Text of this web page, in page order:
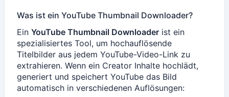
Was ist ein YouTube Thumbnail Downloader?
Ein YouTube Thumbnail Downloader ist ein
spezialisiertes Tool, um hochauflösende
Titelbilder aus jedem YouTube-Video-Link zu
extrahieren. Wenn ein Creator Inhalte hochlädt,
generiert und speichert YouTube das Bild
automatisch in verschiedenen Auflösungen: